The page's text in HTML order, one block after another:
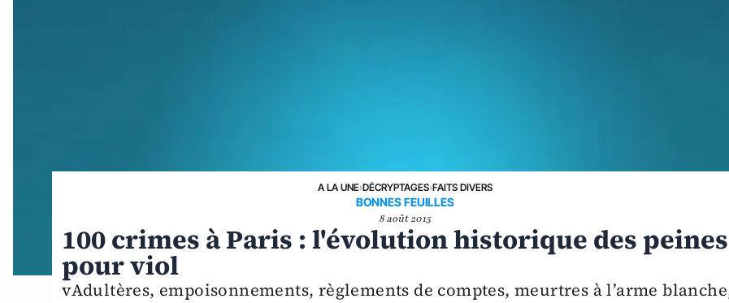
A LA UNE›DÉCRYPTAGES›FAITS DIVERS
BONNES FEUILLES
8 août 2015
100 crimes à Paris : l'évolution historique des peines
pour viol
vAdultères, empoisonnements, règlements de comptes, meurtres à l’arme